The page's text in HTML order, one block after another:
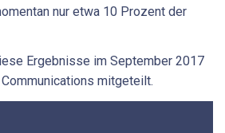
nur etwa 10 Prozent der
Ergebnisse im September 2017
mitgeteilt.